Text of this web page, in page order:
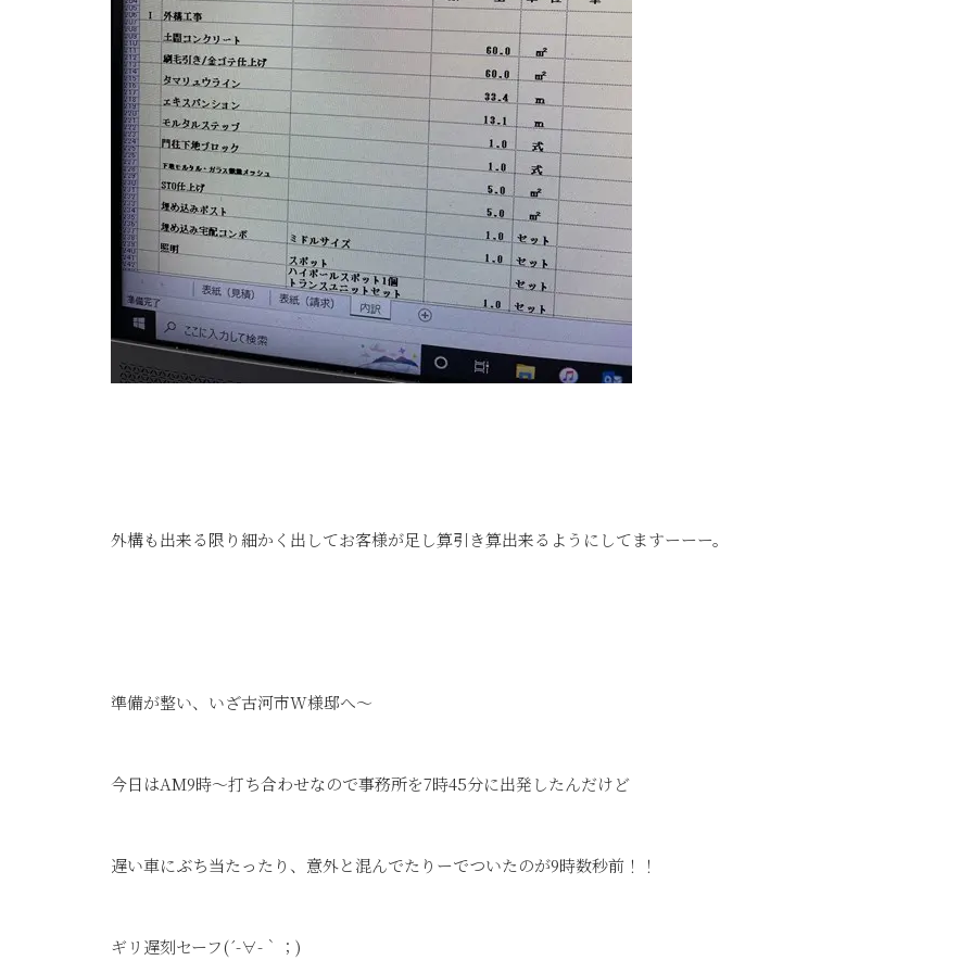
外構も出来る限り細かく出してお客様が足し算引き算出来るようにしてますーーー。
準備が整い、いざ古河市W様邸へ～
今日はAM9時～打ち合わせなので事務所を7時45分に出発したんだけど
遅い車にぶち当たったり、意外と混んでたりーでついたのが9時数秒前！！
ギリ遅刻セーフ(´-∀-｀；)